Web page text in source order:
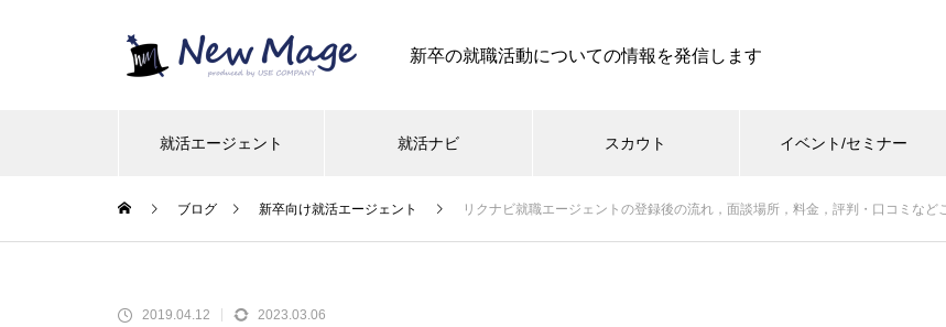
新卒の就職活動についての情報を発信します
就活エージェント 就活ナビ スカウト イベント/セミナー
ブログ 新卒向け就活エージェント リクナビ就職エージェントの登録後の流れ，面談場所，料金，評判・口コミな
2019.04.12 2023.03.06